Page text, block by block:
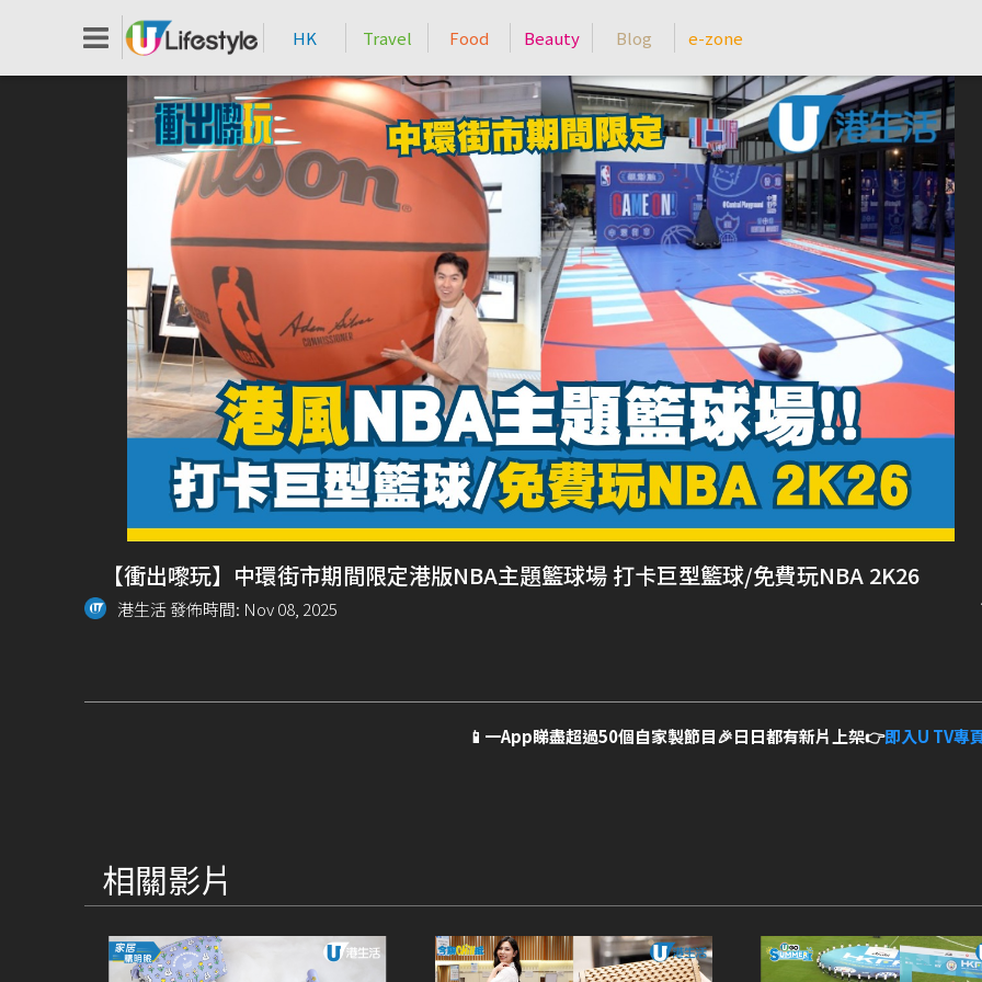
HK Travel Food Beauty Blog e-zone
【衝出嚟玩】中環街市期間限定港版NBA主題籃球場 打卡巨型籃球/免費玩NBA 2K26
港生活 發佈時間: Nov 08, 2025
📱一App睇盡超過50個自家製節目🎉日日都有新片上架👉即入U TV專
相關影片